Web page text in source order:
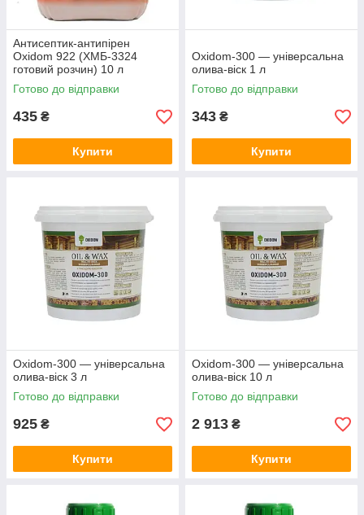
Антисептик-антипірен
Oxidom 922 (XМБ-3324
готовий розчин) 10 л
Готово до відправки
435 ₴
Купити
Oxidom-300 — універсальна
олива-віск 1 л
Готово до відправки
343 ₴
Купити
Oxidom-300 — універсальна
олива-віск 3 л
Готово до відправки
925 ₴
Купити
Oxidom-300 — універсальна
олива-віск 10 л
Готово до відправки
2 913 ₴
Купити